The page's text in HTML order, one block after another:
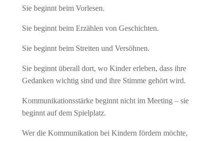
Sie beginnt beim Vorlesen.
Sie beginnt beim Erzählen von Geschichten.
Sie beginnt beim Streiten und Versöhnen.
Sie beginnt überall dort, wo Kinder erleben, dass ihre
Gedanken wichtig sind und ihre Stimme gehört wird.
Kommunikationsstärke beginnt nicht im Meeting – sie
beginnt auf dem Spielplatz.
Wer die Kommunikation bei Kindern fördern möchte,